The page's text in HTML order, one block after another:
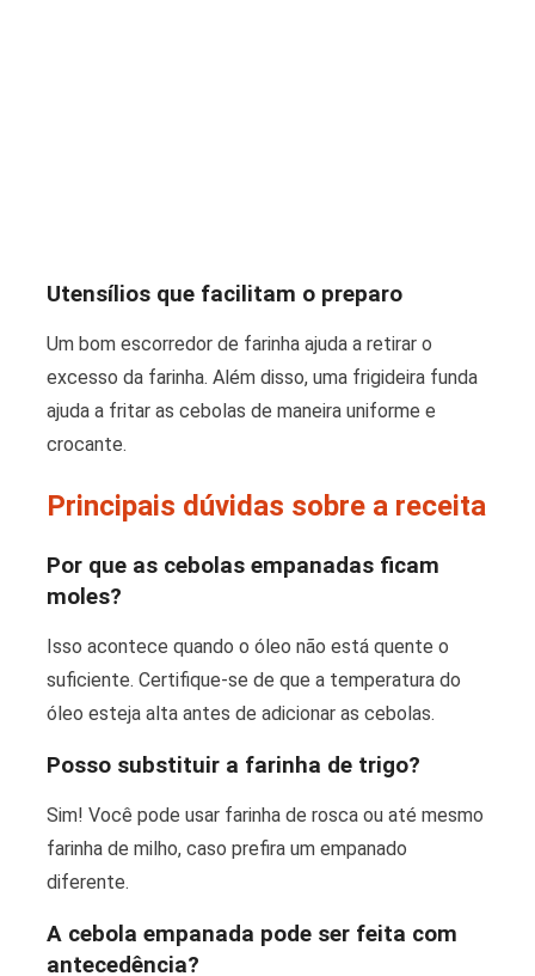
Utensílios que facilitam o preparo
Um bom escorredor de farinha ajuda a retirar o
excesso da farinha. Além disso, uma frigideira funda
ajuda a fritar as cebolas de maneira uniforme e
crocante.
Principais dúvidas sobre a receita
Por que as cebolas empanadas ficam
moles?
Isso acontece quando o óleo não está quente o
suficiente. Certifique-se de que a temperatura do
óleo esteja alta antes de adicionar as cebolas.
Posso substituir a farinha de trigo?
Sim! Você pode usar farinha de rosca ou até mesmo
farinha de milho, caso prefira um empanado
diferente.
A cebola empanada pode ser feita com
antecedência?